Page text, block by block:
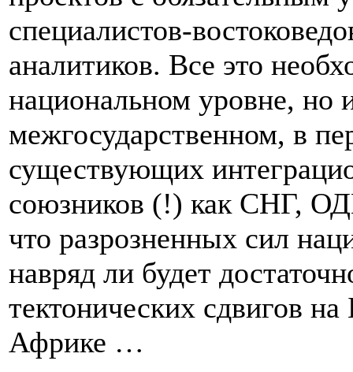
специалистов-
аналитиков. Все это
национальном уровне, но
межгосударственном, в
существующих
союзников (!) как СНГ,
что разрозненных сил
навряд ли будет
тектонических сдвигов
Африке …